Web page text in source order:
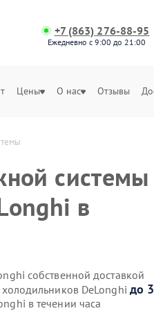
+7 (863) 276-88-95
Ежедневно с 9:00 до 21:00
Цены О нас Отзывы
системы
в
собственной доставкой
DeLonghi до
в течении часа